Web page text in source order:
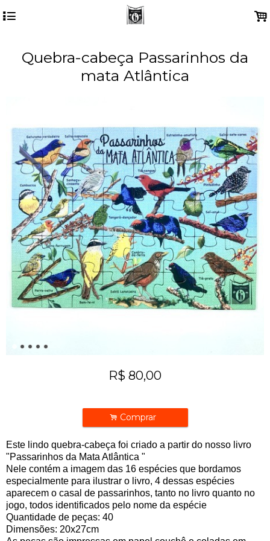
4 .
Quebra-cabeça Passarinhos da
mata Atlântica
R$ 80,00
. Comprar
Este lindo quebra-cabeça foi criado a partir do nosso livro
"Passarinhos da Mata Atlântica "
Nele contém a imagem das 16 espécies que bordamos
especialmente para ilustrar o livro, 4 dessas espécies
aparecem o casal de passarinhos, tanto no livro quanto no
jogo, todos identificados pelo nome da espécie
Quantidade de peças: 40
Dimensões: 20x27cm